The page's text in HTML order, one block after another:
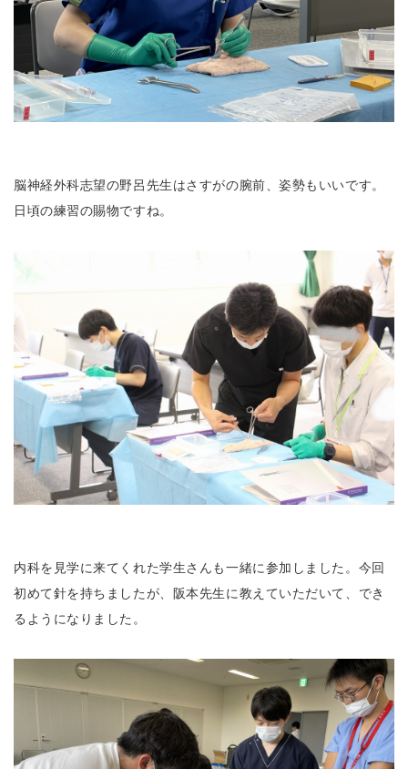
脳神経外科志望の野呂先生はさすがの腕前、姿勢もいいです。
日頃の練習の賜物ですね。
内科を見学に来てくれた学生さんも一緒に参加しました。今回
初めて針を持ちましたが、阪本先生に教えていただいて、でき
るようになりました。